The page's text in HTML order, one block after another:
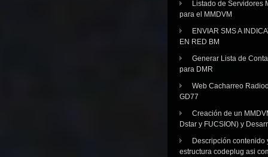
Listado de Servidores
para el MMDVM
ENVIAR SMS A
EN RED BM
Generar Lista de
para DMR
Web Cacharreo
GD77
Creación de un
Dstar y FUCSION) y
Descripción contenido
estructura codeplug asi